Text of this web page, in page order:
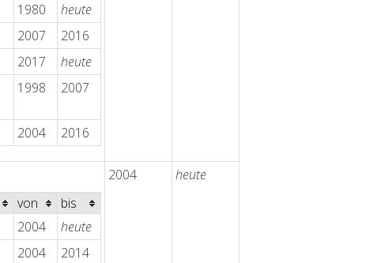
1980
heute
2007
2016
2017
heute
1998 2007
2004 2016
von
bis
2004
heute
2004
2014
2004 heute